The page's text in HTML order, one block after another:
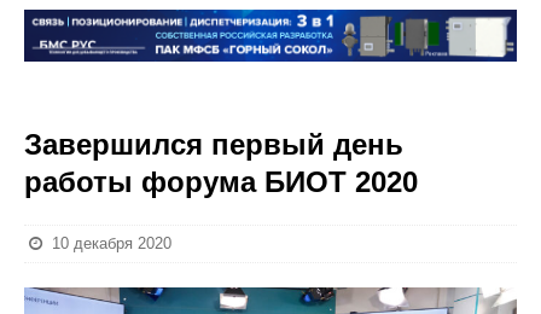
Завершился первый день
работы форума БИОТ 2020
10 декабря 2020